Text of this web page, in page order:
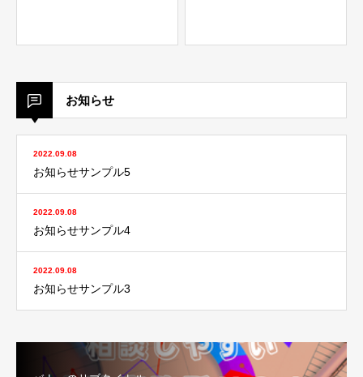
お知らせ
2022.09.08
お知らせサンプル5
2022.09.08
お知らせサンプル4
2022.09.08
お知らせサンプル3